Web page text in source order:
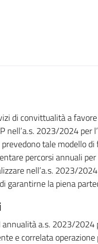
di convittualità a
2023/2024 per
tale modello
percorsi annuali
nell’a.s. 2023/
garantirne la piena
a.s. 2023/2024
e correlata operazione